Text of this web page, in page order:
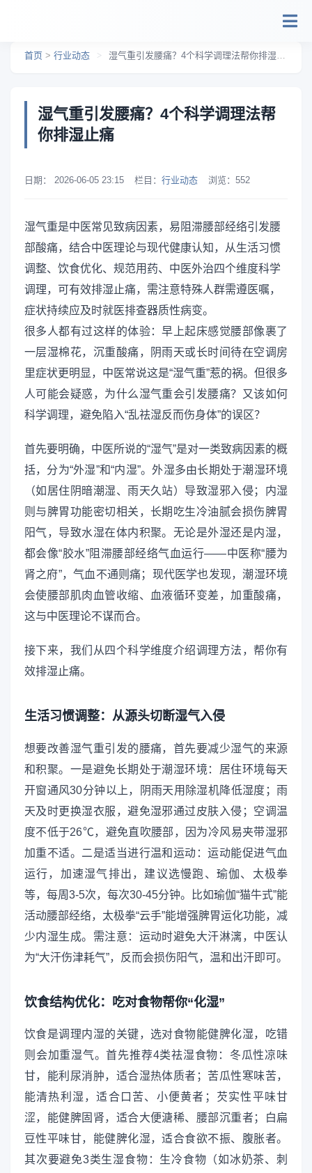
首页 > 行业动态 > 湿气重引发腰痛？4个科学调理法帮你排湿止痛
湿气重引发腰痛？4个科学调理法帮
你排湿止痛
日期： 2026-06-05 23:15 栏目： 行业动态 浏览： 552
湿气重是中医常见致病因素，易阻滞腰部经络引发腰
部酸痛，结合中医理论与现代健康认知，从生活习惯
调整、饮食优化、规范用药、中医外治四个维度科学
调理，可有效排湿止痛，需注意特殊人群需遵医嘱，
症状持续应及时就医排查器质性病变。
很多人都有过这样的体验：早上起床感觉腰部像裹了
一层湿棉花，沉重酸痛，阴雨天或长时间待在空调房
里症状更明显，中医常说这是“湿气重”惹的祸。但很多
人可能会疑惑，为什么湿气重会引发腰痛？又该如何
科学调理，避免陷入“乱祛湿反而伤身体”的误区？
首先要明确，中医所说的“湿气”是对一类致病因素的概
括，分为“外湿”和“内湿”。外湿多由长期处于潮湿环境
（如居住阴暗潮湿、雨天久站）导致湿邪入侵；内湿
则与脾胃功能密切相关，长期吃生冷油腻会损伤脾胃
阳气，导致水湿在体内积聚。无论是外湿还是内湿，
都会像“胶水”阻滞腰部经络气血运行——中医称“腰为
肾之府”，气血不通则痛；现代医学也发现，潮湿环境
会使腰部肌肉血管收缩、血液循环变差，加重酸痛，
这与中医理论不谋而合。
接下来，我们从四个科学维度介绍调理方法，帮你有
效排湿止痛。
生活习惯调整：从源头切断湿气入侵
想要改善湿气重引发的腰痛，首先要减少湿气的来源
和积聚。一是避免长期处于潮湿环境：居住环境每天
开窗通风30分钟以上，阴雨天用除湿机降低湿度；雨
天及时更换湿衣服，避免湿邪通过皮肤入侵；空调温
度不低于26℃，避免直吹腰部，因为冷风易夹带湿邪
加重不适。二是适当进行温和运动：运动能促进气血
运行，加速湿气排出，建议选慢跑、瑜伽、太极拳
等，每周3-5次，每次30-45分钟。比如瑜伽“猫牛式”能
活动腰部经络，太极拳“云手”能增强脾胃运化功能，减
少内湿生成。需注意：运动时避免大汗淋漓，中医认
为“大汗伤津耗气”，反而会损伤阳气，温和出汗即可。
饮食结构优化：吃对食物帮你“化湿”
饮食是调理内湿的关键，选对食物能健脾化湿，吃错
则会加重湿气。首先推荐4类祛湿食物：冬瓜性凉味
甘，能利尿消肿，适合湿热体质者；苦瓜性寒味苦，
能清热利湿，适合口苦、小便黄者；芡实性平味甘
涩，能健脾固肾，适合大便溏稀、腰部沉重者；白扁
豆性平味甘，能健脾化湿，适合食欲不振、腹胀者。
其次要避免3类生湿食物：生冷食物（如冰奶茶、刺